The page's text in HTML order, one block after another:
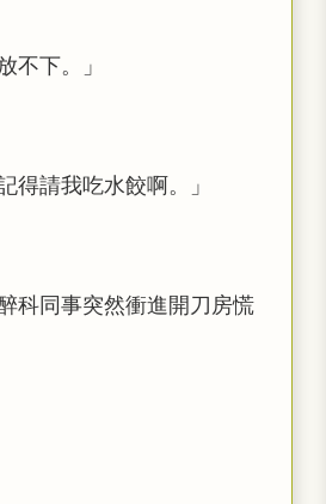
不下。」
得請我吃水餃啊。」
科同事突然衝進開刀房慌